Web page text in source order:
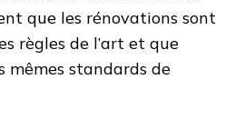
que les rénovations sont
règles de l’art et que
mêmes standards de